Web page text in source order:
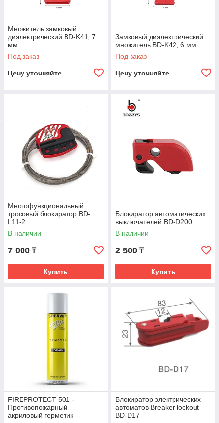
Множитель замковый
диэлектрический BD-K41, 7
мм
Под заказ
Цену уточняйте
Замковый диэлектрический
множитель BD-K42, 6 мм
Под заказ
Цену уточняйте
Многофункциональный
тросовый блокиратор BD-
L11-2
В наличии
7 000 ₸
Купить
Блокиратор автоматических
выключателей BD-D200
В наличии
2 500 ₸
Купить
FIREPROTECT 501 -
Противопожарный
акриловый герметик
Блокиратор электрических
автоматов Breaker lockout
BD-D17